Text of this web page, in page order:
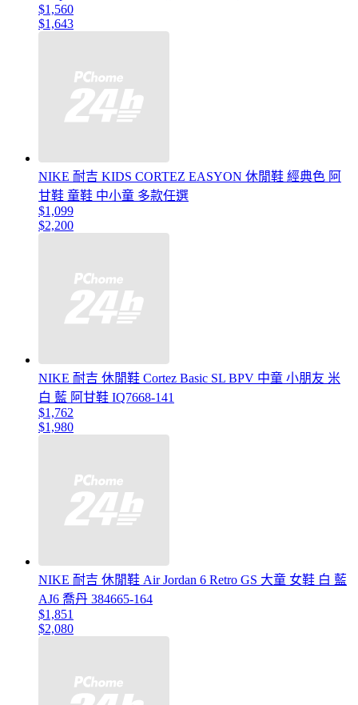
$1,560
$1,643
NIKE 耐吉 KIDS CORTEZ EASYON 休閒鞋 經典色 阿
甘鞋 童鞋 中小童 多款任選
$1,099
$2,200
NIKE 耐吉 休閒鞋 Cortez Basic SL BPV 中童 小朋友 米
白 藍 阿甘鞋 IQ7668-141
$1,762
$1,980
NIKE 耐吉 休閒鞋 Air Jordan 6 Retro GS 大童 女鞋 白 藍
AJ6 喬丹 384665-164
$1,851
$2,080